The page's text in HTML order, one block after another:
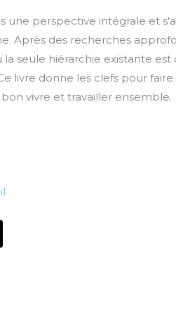
une perspective intégrale et
Après des recherches
seule hiérarchie existante est
livre donne les clefs pour
vivre et travailler ensemble.